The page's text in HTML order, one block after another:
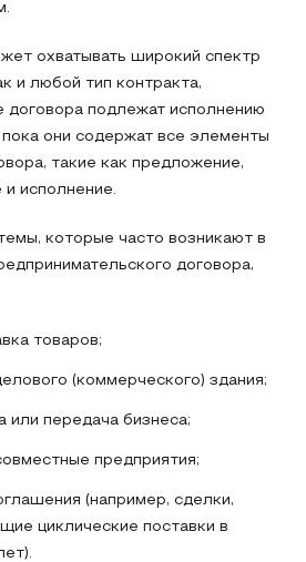
охватывать широкий спектр
и любой тип контракта,
договора подлежат исполнению
они содержат все элементы
такие как предложение,
и исполнение.
которые часто возникают в
договора,
товаров;
(коммерческого) здания;
или передача бизнеса;
предприятия;
(например, сделки,
циклические поставки в